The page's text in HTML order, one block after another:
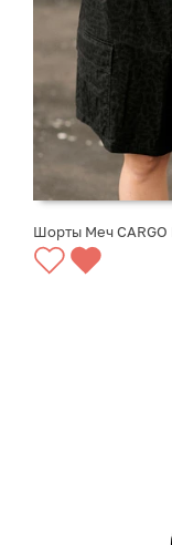
ВЫБРАТЬ
Шорты Меч CARGO